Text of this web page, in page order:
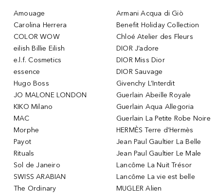
Amouage
Carolina Herrera
COLOR WOW
eilish Billie Eilish
e.l.f. Cosmetics
essence
Hugo Boss
JO MALONE LONDON
KIKO Milano
MAC
Morphe
Payot
Rituals
Sol de Janeiro
SWISS ARABIAN
The Ordinary
Armani Acqua di Giò
Benefit Holiday Collection
Chloé Atelier des Fleurs
DIOR J’adore
DIOR Miss Dior
DIOR Sauvage
Givenchy L’Interdit
Guerlain Abeille Royale
Guerlain Aqua Allegoria
Guerlain La Petite Robe Noire
HERMÈS Terre d’Hermès
Jean Paul Gaultier La Belle
Jean Paul Gaultier Le Male
Lancôme La Nuit Trésor
Lancôme La vie est belle
MUGLER Alien